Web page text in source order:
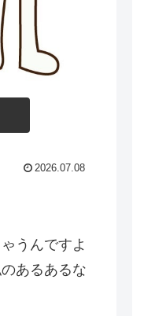
2026.07.08
うんですよ
あるあるな